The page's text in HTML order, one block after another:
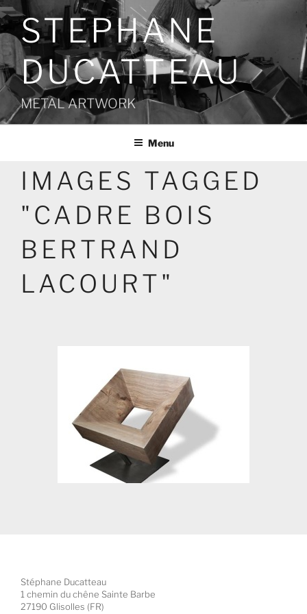
Aller
au
contenu
principal
STEPHANE
DUCATTEAU
METAL ARTWORK
Menu
IMAGES TAGGED
"CADRE BOIS
BERTRAND
LACOURT"
Stéphane Ducatteau
1 chemin du chêne Sainte Barbe
27190 Glisolles (FR)